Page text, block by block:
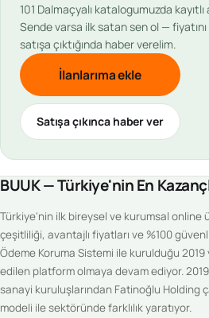
101 Dalmaçyalı katalogumuzda
Sende varsa ilk satan sen ol —
satışa çıktığında haber verelim.
İlanlarıma ekle
Satışa çıkınca haber ver
BUUK — Türkiye'nin En
Türkiye'nin ilk bireysel ve kurumsal online
çeşitliliği, avantajlı fiyatları ve %100
Ödeme Koruma Sistemi ile kurulduğu 2019
edilen platform olmaya devam ediyor.
sanayi kuruluşlarından Fatinoğlu Holding
modeli ile sektöründe farklılık yaratıyor.